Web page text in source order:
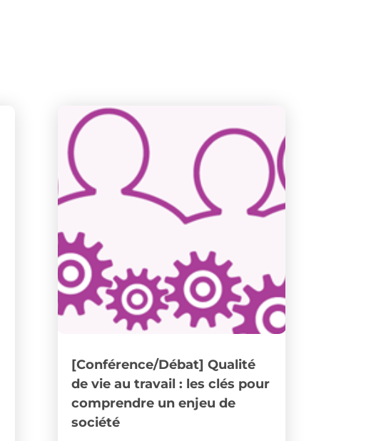
[Conférence/Débat] Qualité
de vie au travail : les clés pour
comprendre un enjeu de
société